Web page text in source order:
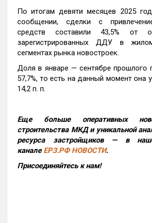
По итогам девяти месяцев 2025
сообщении, сделки с
средств составили 43,5% от
зарегистрированных ДДУ в
сегментах рынка новостроек.
Доля в январе — сентябре прошлого
57,7%, то есть на данный момент она
14,2 п. п.
Еще больше оперативных
строительства МКД и уникальной
ресурса застройщиков — в
канале ЕРЗ.РФ НОВОСТИ.
Присоединяйтесь к нам!